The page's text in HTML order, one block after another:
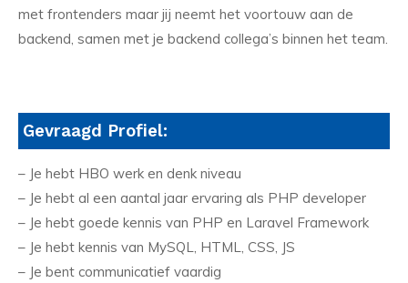
met frontenders maar jij neemt het voortouw aan de
backend, samen met je backend collega’s binnen het team.
Gevraagd Profiel:
– Je hebt HBO werk en denk niveau
– Je hebt al een aantal jaar ervaring als PHP developer
– Je hebt goede kennis van PHP en Laravel Framework
– Je hebt kennis van MySQL, HTML, CSS, JS
– Je bent communicatief vaardig